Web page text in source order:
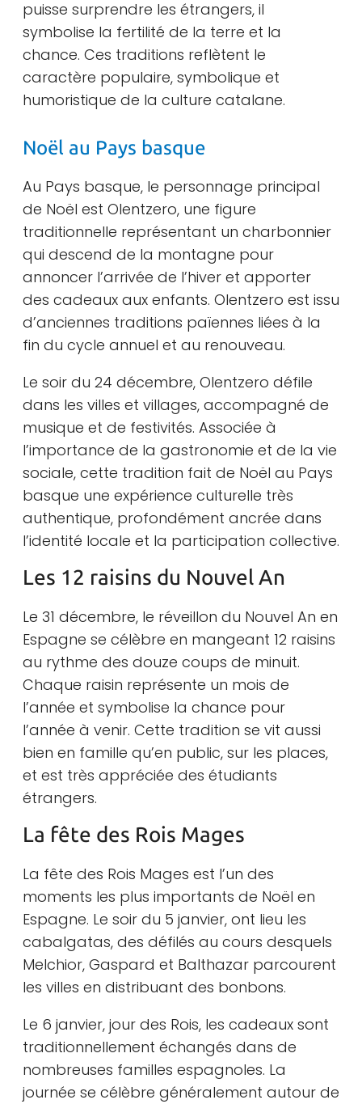
puisse surprendre les étrangers, il
symbolise la fertilité de la terre et la
chance. Ces traditions reflètent le
caractère populaire, symbolique et
humoristique de la culture catalane.
Noël au Pays basque
Au Pays basque, le personnage principal
de Noël est Olentzero, une figure
traditionnelle représentant un charbonnier
qui descend de la montagne pour
annoncer l’arrivée de l’hiver et apporter
des cadeaux aux enfants. Olentzero est issu
d’anciennes traditions païennes liées à la
fin du cycle annuel et au renouveau.
Le soir du 24 décembre, Olentzero défile
dans les villes et villages, accompagné de
musique et de festivités. Associée à
l’importance de la gastronomie et de la vie
sociale, cette tradition fait de Noël au Pays
basque une expérience culturelle très
authentique, profondément ancrée dans
l’identité locale et la participation collective.
Les 12 raisins du Nouvel An
Le 31 décembre, le réveillon du Nouvel An en
Espagne se célèbre en mangeant 12 raisins
au rythme des douze coups de minuit.
Chaque raisin représente un mois de
l’année et symbolise la chance pour
l’année à venir. Cette tradition se vit aussi
bien en famille qu’en public, sur les places,
et est très appréciée des étudiants
étrangers.
La fête des Rois Mages
La fête des Rois Mages est l’un des
moments les plus importants de Noël en
Espagne. Le soir du 5 janvier, ont lieu les
cabalgatas, des défilés au cours desquels
Melchior, Gaspard et Balthazar parcourent
les villes en distribuant des bonbons.
Le 6 janvier, jour des Rois, les cadeaux sont
traditionnellement échangés dans de
nombreuses familles espagnoles. La
journée se célèbre généralement autour de